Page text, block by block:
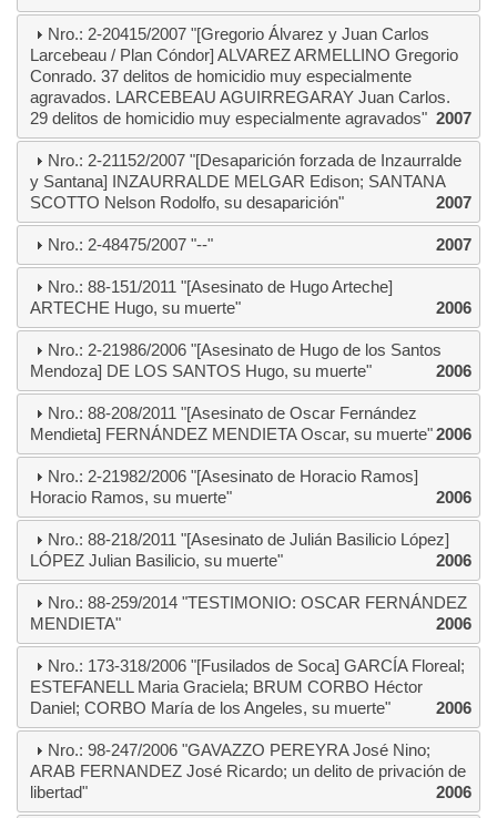
Nro.: 2-20415/2007 "[Gregorio Álvarez y Juan Carlos
Larcebeau / Plan Cóndor] ALVAREZ ARMELLINO Gregorio
Conrado. 37 delitos de homicidio muy especialmente
agravados. LARCEBEAU AGUIRREGARAY Juan Carlos.
29 delitos de homicidio muy especialmente agravados" 2007
Nro.: 2-21152/2007 "[Desaparición forzada de Inzaurralde
y Santana] INZAURRALDE MELGAR Edison; SANTANA
SCOTTO Nelson Rodolfo, su desaparición"
2007
Nro.: 2-48475/2007 "--" 2007
Nro.: 88-151/2011 "[Asesinato de Hugo Arteche]
ARTECHE Hugo, su muerte"
2006
Nro.: 2-21986/2006 "[Asesinato de Hugo de los Santos
Mendoza] DE LOS SANTOS Hugo, su muerte"
2006
Nro.: 88-208/2011 "[Asesinato de Oscar Fernández
Mendieta] FERNÁNDEZ MENDIETA Oscar, su muerte" 2006
Nro.: 2-21982/2006 "[Asesinato de Horacio Ramos]
Horacio Ramos, su muerte"
2006
Nro.: 88-218/2011 "[Asesinato de Julián Basilicio López]
LÓPEZ Julian Basilicio, su muerte"
2006
Nro.: 88-259/2014 "TESTIMONIO: OSCAR FERNÁNDEZ
MENDIETA"
2006
Nro.: 173-318/2006 "[Fusilados de Soca] GARCÍA Floreal;
ESTEFANELL Maria Graciela; BRUM CORBO Héctor
Daniel; CORBO María de los Angeles, su muerte"
2006
Nro.: 98-247/2006 "GAVAZZO PEREYRA José Nino;
ARAB FERNANDEZ José Ricardo; un delito de privación de
libertad"
2006